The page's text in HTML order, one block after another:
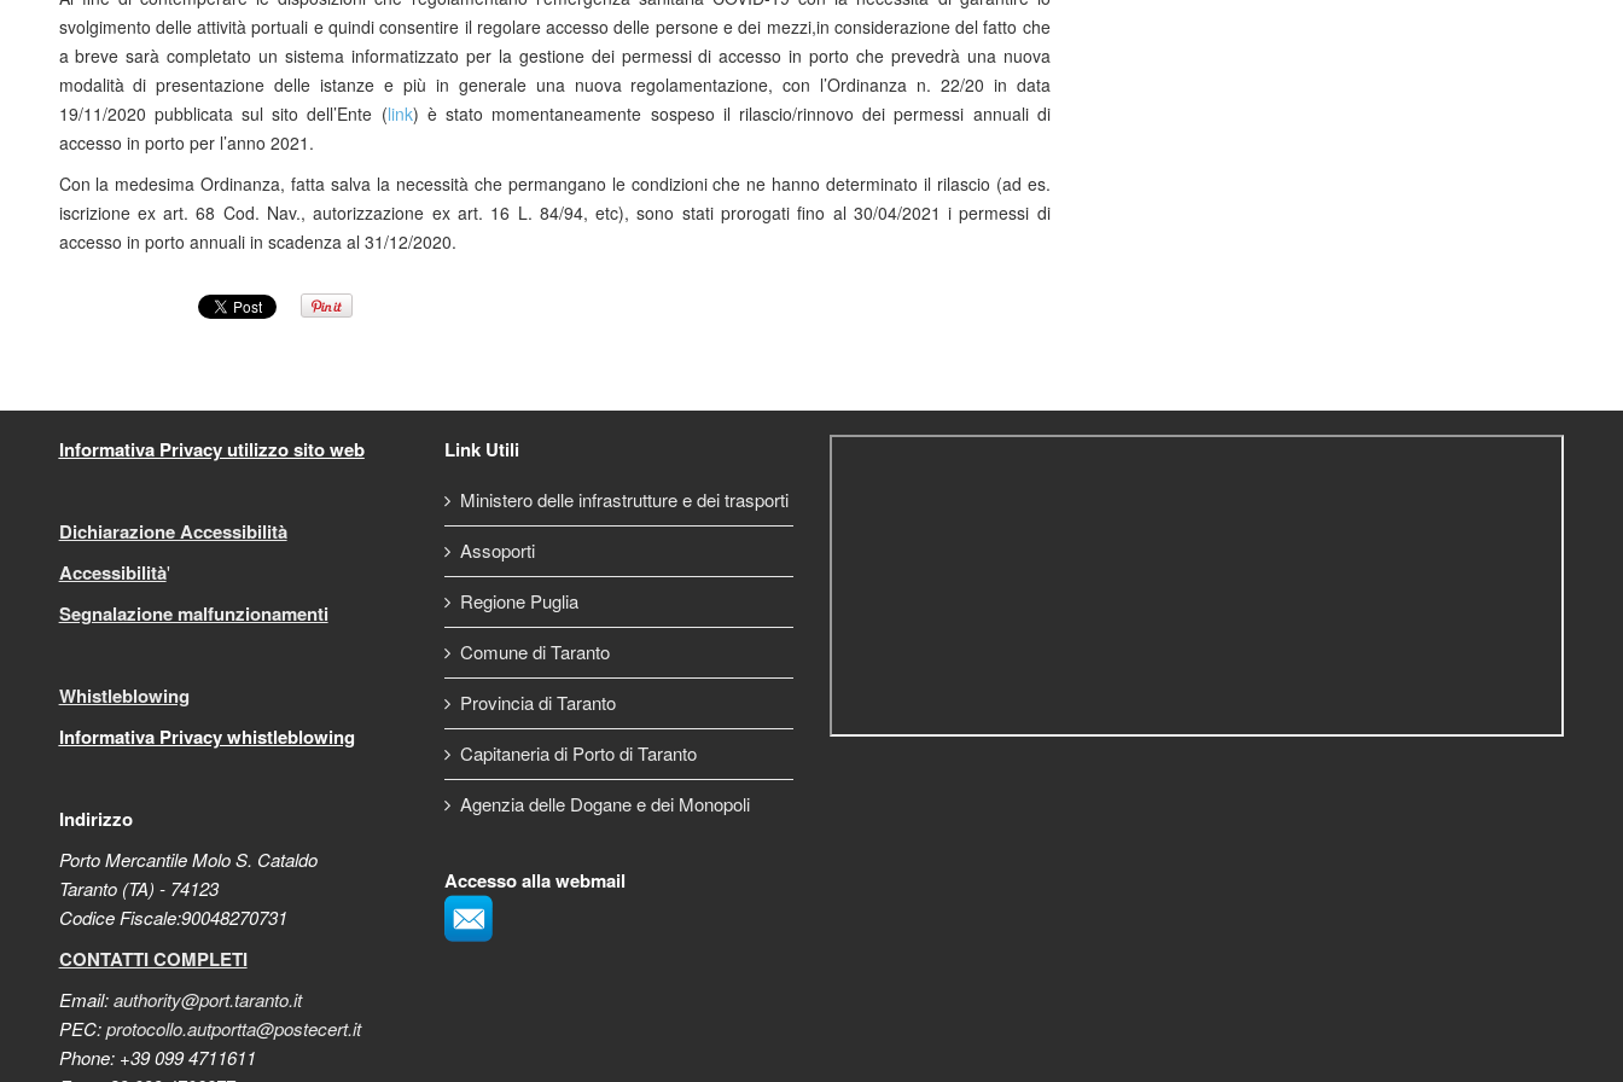
svolgimento delle attività portuali e quindi consentire il regolare accesso delle persone e dei mezzi,in considerazione del fatto che
a breve sarà completato un sistema informatizzato per la gestione dei permessi di accesso in porto che prevedrà una nuova
modalità di presentazione delle istanze e più in generale una nuova regolamentazione, con l’Ordinanza n. 22/20 in data
19/11/2020 pubblicata sul sito dell’Ente (link) è stato momentaneamente sospeso il rilascio/rinnovo dei permessi annuali di
accesso in porto per l’anno 2021.
Con la medesima Ordinanza, fatta salva la necessità che permangano le condizioni che ne hanno determinato il rilascio (ad es.
iscrizione ex art. 68 Cod. Nav., autorizzazione ex art. 16 L. 84/94, etc), sono stati prorogati fino al 30/04/2021 i permessi di
accesso in porto annuali in scadenza al 31/12/2020.
Informativa Privacy utilizzo sito web
Dichiarazione Accessibilità
Accessibilità'
Segnalazione malfunzionamenti
Whistleblowing
Informativa Privacy whistleblowing
Indirizzo
Porto Mercantile Molo S. Cataldo
Taranto (TA) - 74123
Codice Fiscale:90048270731
CONTATTI COMPLETI
Email:authority@port.taranto.it
PEC:protocollo.autportta@postecert.it
Phone: +39 099 4711611
Link Utili
Ministero delle infrastrutture e dei trasporti
Assoporti
Regione Puglia
Comune di Taranto
Provincia di Taranto
Capitaneria di Porto di Taranto
Agenzia delle Dogane e dei Monopoli
Accesso alla webmail